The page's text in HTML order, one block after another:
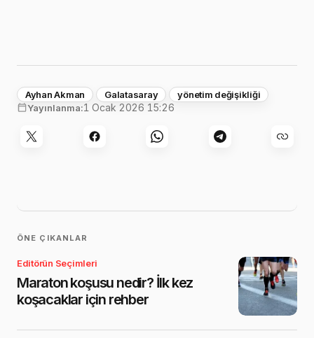
Ayhan Akman Galatasaray
yönetim değişikliği
Yayınlanma:1 Ocak 2026 15:26
ÖNE ÇIKANLAR
Editörün Seçimleri
Maraton koşusu nedir? İlk kez
koşacaklar için rehber